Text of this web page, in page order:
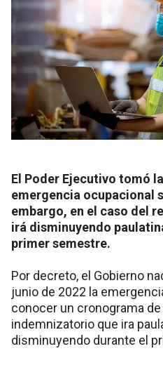
El Poder Ejecutivo tomó
emergencia ocupacional
embargo, en el caso del
irá disminuyendo
primer semestre.
Por decreto, el Gobierno
junio de 2022 la
conocer un cronograma
indemnizatorio que ira
disminuyendo durante el